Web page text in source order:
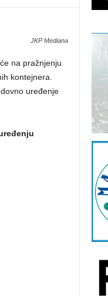
JKP Mediana
na pražnjenju
kontejnera.
uređenje